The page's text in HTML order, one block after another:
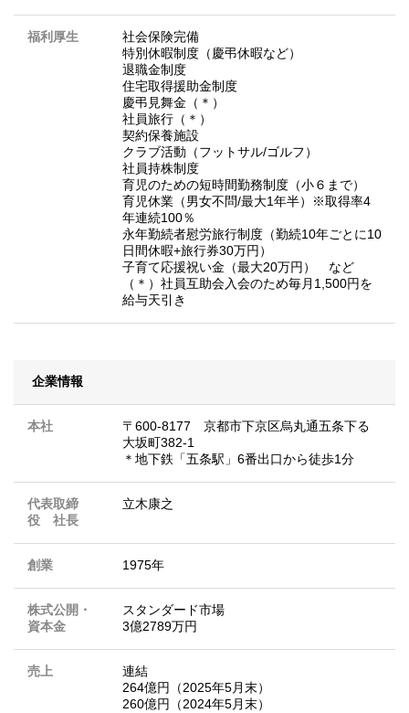
福利厚生
社会保険完備
特別休暇制度（慶弔休暇など）
退職金制度
住宅取得援助金制度
慶弔見舞金（＊）
社員旅行（＊）
契約保養施設
クラブ活動（フットサル/ゴルフ）
社員持株制度
育児のための短時間勤務制度（小６まで）
育児休業（男女不問/最大1年半）※取得率4
年連続100％
永年勤続者慰労旅行制度（勤続10年ごとに10
日間休暇+旅行券30万円）
子育て応援祝い金（最大20万円） など
（＊）社員互助会入会のため毎月1,500円を
給与天引き
企業情報
本社
〒600-8177 京都市下京区烏丸通五条下る
大坂町382-1
＊地下鉄「五条駅」6番出口から徒歩1分
代表取締
役 社長
立木康之
創業 1975年
株式公開・
資本金
スタンダード市場
3億2789万円
売上
連結
264億円（2025年5月末）
260億円（2024年5月末）